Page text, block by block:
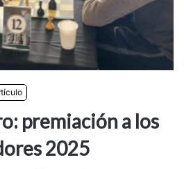
premiación a los
2025